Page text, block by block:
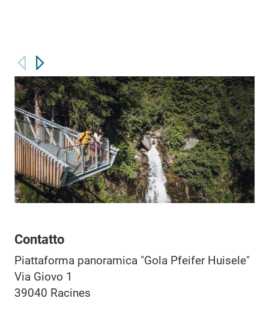
Contatto
Piattaforma panoramica "Gola Pfeifer Huisele"
Via Giovo 1
39040 Racines